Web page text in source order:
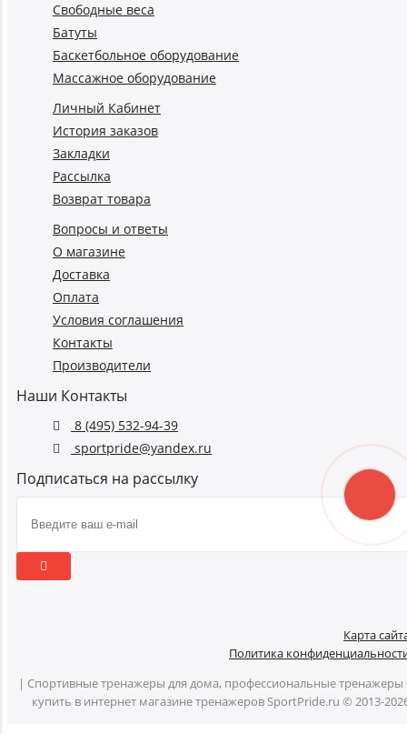
Свободные веса
Батуты
Баскетбольное оборудование
Массажное оборудование
Личный Кабинет
История заказов
Закладки
Рассылка
Возврат товара
Вопросы и ответы
О магазине
Доставка
Оплата
Условия соглашения
Контакты
Производители
Наши Контакты
8 (495) 532-94-39
sportpride@yandex.ru
Подписаться на рассылку
Карта
Политика
| Спортивные тренажеры для дома, профессиональные тренажеры
купить в интернет магазине тренажеров SportPride.ru © 2013-